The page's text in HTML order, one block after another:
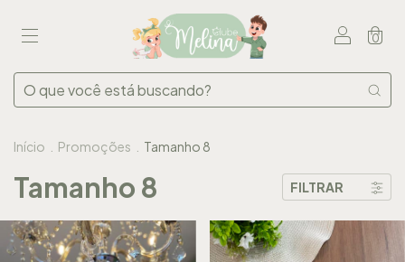
0
Início Promoções Tamanho 8
Tamanho 8 FILTRAR